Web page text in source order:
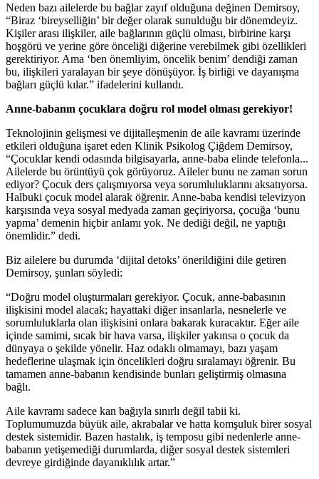
Neden bazı ailelerde bu bağlar zayıf olduğuna değinen Demirsoy,
“Biraz ‘bireyselliğin’ bir değer olarak sunulduğu bir dönemdeyiz.
Kişiler arası ilişkiler, aile bağlarının güçlü olması, birbirine karşı
hoşgörü ve yerine göre önceliği diğerine verebilmek gibi özellikleri
gerektiriyor. Ama ‘ben önemliyim, öncelik benim’ dendiği zaman
bu, ilişkileri yaralayan bir şeye dönüşüyor. İş birliği ve dayanışma
bağları güçlü kılar.” ifadelerini kullandı.
Anne-babanın çocuklara doğru rol model olması gerekiyor!
Teknolojinin gelişmesi ve dijitalleşmenin de aile kavramı üzerinde
etkileri olduğuna işaret eden Klinik Psikolog Çiğdem Demirsoy,
“Çocuklar kendi odasında bilgisayarla, anne-baba elinde telefonla...
Ailelerde bu örüntüyü çok görüyoruz. Aileler bunu ne zaman sorun
ediyor? Çocuk ders çalışmıyorsa veya sorumluluklarını aksatıyorsa.
Halbuki çocuk model alarak öğrenir. Anne-baba kendisi televizyon
karşısında veya sosyal medyada zaman geçiriyorsa, çocuğa ‘bunu
yapma’ demenin hiçbir anlamı yok. Ne dediği değil, ne yaptığı
önemlidir.” dedi.
Biz ailelere bu durumda ‘dijital detoks’ önerildiğini dile getiren
Demirsoy, şunları söyledi:
“Doğru model oluşturmaları gerekiyor. Çocuk, anne-babasının
ilişkisini model alacak; hayattaki diğer insanlarla, nesnelerle ve
sorumluluklarla olan ilişkisini onlara bakarak kuracaktır. Eğer aile
içinde samimi, sıcak bir hava varsa, ilişkiler yakınsa o çocuk da
dünyaya o şekilde yönelir. Haz odaklı olmamayı, bazı yaşam
hedeflerine ulaşmak için öncelikleri doğru sıralamayı öğrenir. Bu
tamamen anne-babanın kendisinde bunları geliştirmiş olmasına
bağlı.
Aile kavramı sadece kan bağıyla sınırlı değil tabii ki.
Toplumumuzda büyük aile, akrabalar ve hatta komşuluk birer sosyal
destek sistemidir. Bazen hastalık, iş temposu gibi nedenlerle anne-
babanın yetişemediği durumlarda, diğer sosyal destek sistemleri
devreye girdiğinde dayanıklılık artar.”